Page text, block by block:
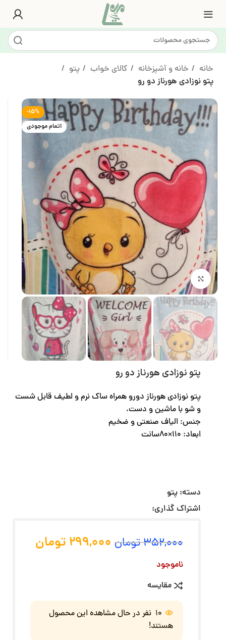
خانه خانه و آشپزخانه کالای خواب
پتو
پتو نوزادی هورناز دو رو
-15%
اتمام موجودی
بزرگنمایی تصویر
پتو نوزادی هورناز دو رو
پتو نوزادی هورناز دورو همراه ساک نرم و لطیف قابل شست
و شو با ماشین و دست،
جنس: الیاف صنعتی و ضخیم
ابعاد: ۱۱۰×۸۰سانت
دسته: پتو
اشتراک گذاری:
352,000تومان 299,000 تومان
ناموجود
مقایسه
10 نفر در حال مشاهده این محصول
هستند!